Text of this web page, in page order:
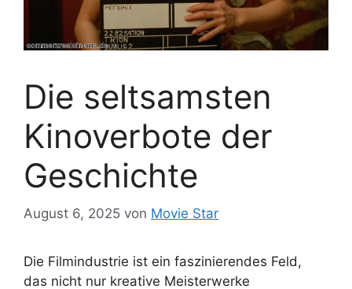
Die seltsamsten
Kinoverbote der
Geschichte
August 6, 2025 von Movie Star
Die Filmindustrie ist ein faszinierendes Feld,
das nicht nur kreative Meisterwerke